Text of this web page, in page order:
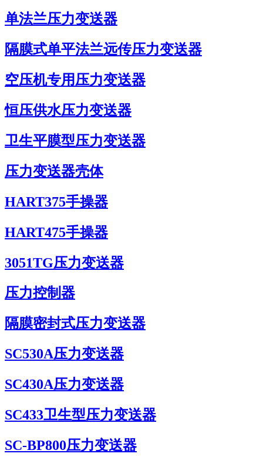
单法兰压力变送器
隔膜式单平法兰远传压力变送器
空压机专用压力变送器
恒压供水压力变送器
卫生平膜型压力变送器
压力变送器壳体
HART375手操器
HART475手操器
3051TG压力变送器
压力控制器
隔膜密封式压力变送器
SC530A压力变送器
SC430A压力变送器
SC433卫生型压力变送器
SC-BP800压力变送器